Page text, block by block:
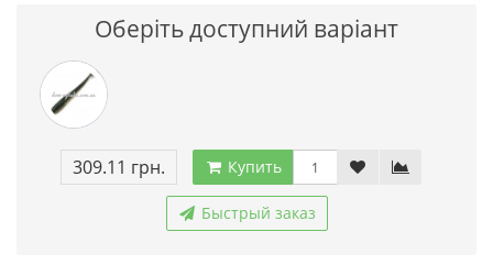
Оберіть доступний варіант
309.11 грн. Купить
Быстрый заказ